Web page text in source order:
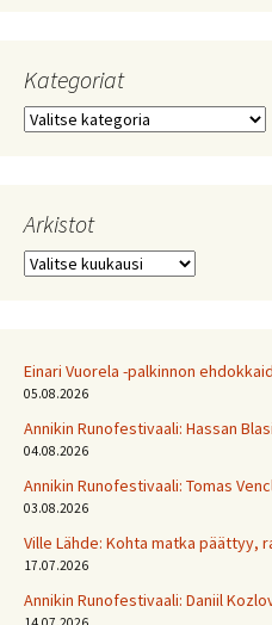
Kategoriat
Kategoriat
Arkistot
Arkistot
Einari Vuorela -palkinnon
05.08.2026
Annikin Runofestivaali: Has­san
04.08.2026
Annikin Runofestivaali: Tomas
03.08.2026
Ville Lähde: Kohta matka päättyy,
17.07.2026
Annikin Runofestivaali: Daniil